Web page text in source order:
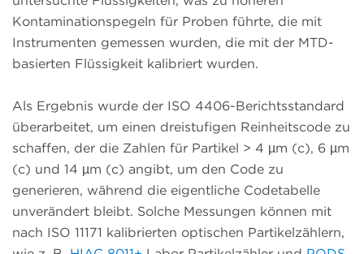
Kontaminationspegeln für Proben führte, die mit
Instrumenten gemessen wurden, die mit der MTD-
basierten Flüssigkeit kalibriert wurden.
Als Ergebnis wurde der ISO 4406-Berichtsstandard
überarbeitet, um einen dreistufigen Reinheitscode zu
schaffen, der die Zahlen für Partikel > 4 µm (c), 6 µm
(c) und 14 µm (c) angibt, um den Code zu
generieren, während die eigentliche Codetabelle
unverändert bleibt. Solche Messungen können mit
nach ISO 11171 kalibrierten optischen Partikelzählern,